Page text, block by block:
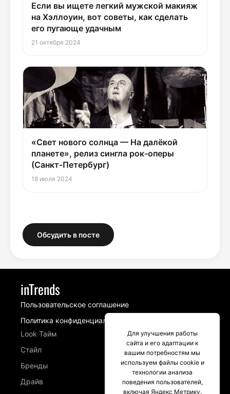
Если вы ищете легкий мужской макияж
на Хэллоуин, вот советы, как сделать
его пугающе удачным
21 октября 2024
«Свет нового солнца — На далёкой
планете», релиз сингла рок-оперы
(Санкт-Петербург)
18 июля 2024
Обсудить в посте
inTrends
Пользовательское соглашение
Политика конфиденциальности
Look Тайм
Стайл
Бренды
Драйв
Для улучшения работы
сайта и его адаптации к
вашим потребностям мы
используем файлы cookie и
технологии анализа
поведения пользователей,
включая Яндекс Метрику.